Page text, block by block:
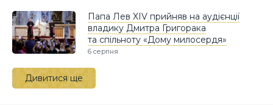
Папа Лев XIV прийняв на аудієнції
владику Дмитра Григорака
та спільноту «Дому милосердя»
6 серпня
Дивитися ще